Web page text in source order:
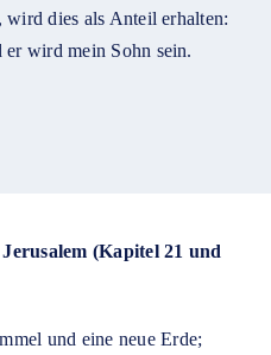
wird dies als Anteil erhalten:
wird mein Sohn sein.
(Kapitel 21 und
und eine neue Erde;